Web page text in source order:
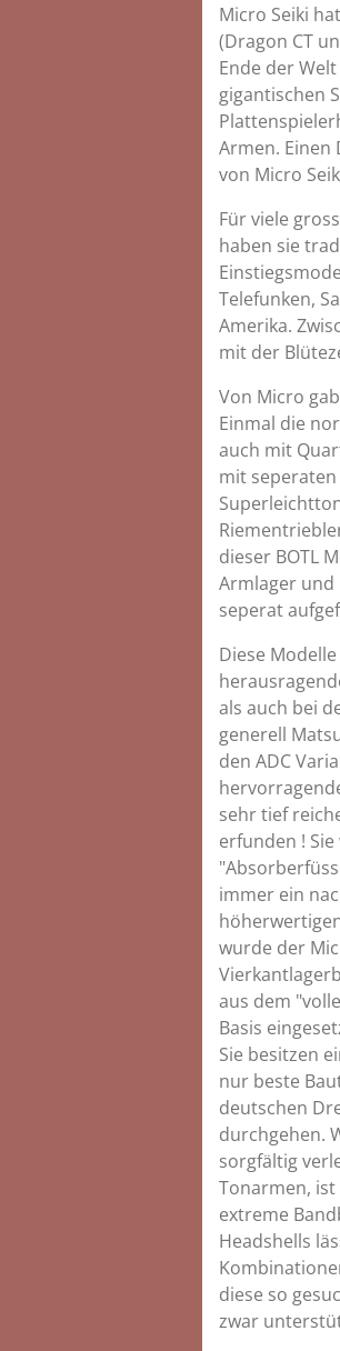
Micro Seiki
(Dragon CT
Ende der
gigantischen
Armen. Einen
von Micro
Für viele
haben sie
Telefunken,
Amerika.
mit der
Von Micro
Einmal die
auch mit
mit
dieser BOTL
Armlager und
seperat
Diese
als auch bei
generell
den ADC
sehr tief
erfunden !
immer ein
wurde der
aus dem
Basis
Sie besitzen
nur beste
deutschen
durchgehen.
sorgfältig
Tonarmen,
extreme
Headshells
diese so
zwar